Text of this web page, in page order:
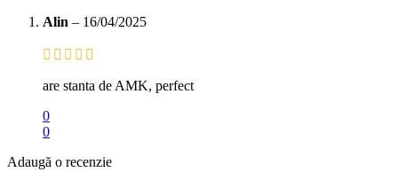
Alin – 16/04/2025
are stanta de AMK, perfect
0
0
Adaugă o recenzie